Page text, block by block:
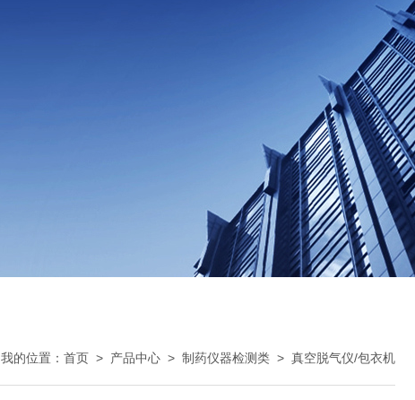
我的位置： 首页 > 产品中心 > 制药仪器检测类 > 真空脱气仪/包衣机